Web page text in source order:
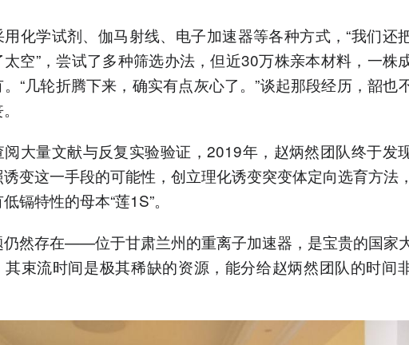
用化学试剂、伽马射线、电子加速器等各种方式，“我们还
空”，尝试了多种筛选办法，但近30万株亲本材料，一株
“几轮折腾下来，确实有点灰心了。”谈起那段经历，韶也
阅大量文献与反复实验验证，2019年，赵炳然团队终于发
变这一手段的可能性，创立理化诱变突变体定向选育方法
镉特性的母本“莲1S”。
仍然存在——位于甘肃兰州的重离子加速器，是宝贵的国家
其束流时间是极其稀缺的资源，能分给赵炳然团队的时间